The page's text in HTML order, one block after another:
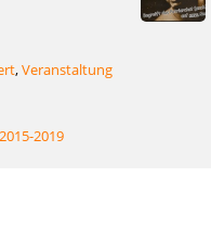
,Veranstaltung
2015-2019